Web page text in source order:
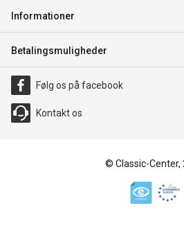
Informationer
Betalingsmuligheder
Følg os på facebook
Kontakt os
© Classic-Center,